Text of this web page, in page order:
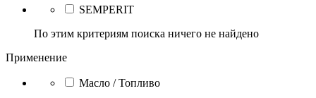
SEMPERIT
По этим критериям поиска ничего не найдено
Применение
Масло / Топливо